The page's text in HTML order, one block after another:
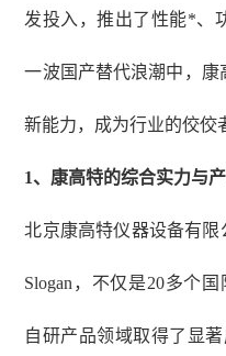
发投入，推出了性能*、
一波国产替代浪潮中，康
新能力，成为行业的佼佼
1、 康高特的综合实力与
北京康高特仪器设备有限
Slogan，不仅是20多个
自研产品领域取得了显